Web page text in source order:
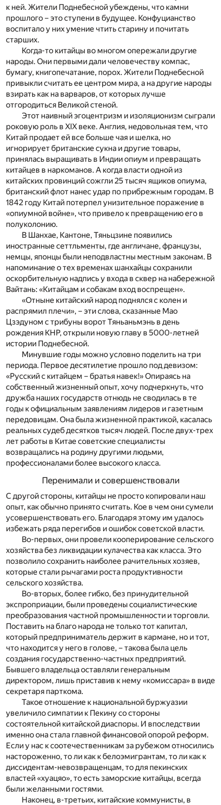
к ней. Жители Поднебесной убеждены, что камни
прошлого – это ступени в будущее. Конфуцианство
воспитало у них умение чтить старину и почитать
старших.
Когда-то китайцы во многом опережали другие
народы. Они первыми дали человечеству компас,
бумагу, книгопечатание, порох. Жители Поднебесной
привыкли считать ее центром мира, а на другие народы
взирать как на варваров, от которых лучше
отгородиться Великой стеной.
Этот наивный эгоцентризм и изоляционизм сыграли
роковую роль в XIX веке. Англия, недовольная тем, что
Китай продает ей все больше чая и шелка, но
игнорирует британские сукна и другие товары,
принялась выращивать в Индии опиум и превращать
китайцев в наркоманов. А когда власти одной из
китайских провинций сожгли 25 тысяч ящиков опиума,
британский флот нанес удар по прибрежным городам. В
1842 году Китай потерпел унизительное поражение в
«опиумной войне», что привело к превращению его в
полуколонию.
В Шанхае, Кантоне, Тяньцзине появились
иностранные сеттльменты, где англичане, французы,
немцы, японцы были неподвластны местным законам. В
напоминание о тех временах шанхайцы сохранили
оскорбительную надпись у входа в сквер на набережной
Вайтань: «Китайцам и собакам вход воспрещен».
«Отныне китайский народ поднялся с колен и
распрямил плечи», – эти слова, сказанные Мао
Цзэдуном с трибуны ворот Тяньаньмэнь в день
рождения КНР, открыли новую главу в 5000-летней
истории Поднебесной.
Минувшие годы можно условно поделить на три
периода. Первое десятилетие прошло под девизом:
«Русский с китайцем – братья навек!» Опираясь на
собственный жизненный опыт, хочу подчеркнуть, что
дружба наших государств отнюдь не сводилась в те
годы к официальным заявлениям лидеров и газетным
передовицам. Она была жизненной практикой, касалась
реальных судеб десятков тысяч людей. После двух-трех
лет работы в Китае советские специалисты
возвращались на родину другими людьми,
профессионалами более высокого класса.
Перенимали и совершенствовали
С другой стороны, китайцы не просто копировали наш
опыт, как обычно принято считать. Кое в чем они сумели
усовершенствовать его. Благодаря этому им удалось
избежать ряда перегибов и ошибок советской власти.
Во-первых, они провели кооперирование сельского
хозяйства без ликвидации кулачества как класса. Это
позволило сохранить наиболее рачительных хозяев,
которые стали рычагами роста продуктивности
сельского хозяйства.
Во-вторых, более гибко, без принудительной
экспроприации, были проведены социалистические
преобразования частной промышленности и торговли.
Поставить на благо народа не только тот капитал,
который предприниматель держит в кармане, но и тот,
что находится у него в голове, – такова была цель
создания государственно-частных предприятий.
Бывшего владельца оставляли генеральным
директором, лишь приставив к нему «комиссара» в виде
секретаря парткома.
Такое отношение к национальной буржуазии
увеличило симпатии к Пекину со стороны
состоятельной китайской диаспоры. И впоследствии
именно она стала главной финансовой опорой реформ.
Если у нас к соотечественникам за рубежом относились
настороженно, то ли как к белоэмигрантам, то ли как к
диссидентам-невозвращенцам, то для пекинских
властей «хуацяо», то есть заморские китайцы, всегда
были желанными гостями.
Наконец, в-третьих, китайские коммунисты, в